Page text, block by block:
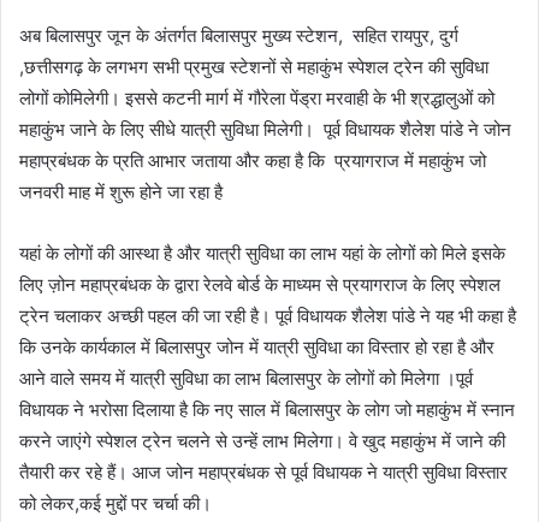
अब बिलासपुर जून के अंतर्गत बिलासपुर मुख्य स्टेशन, सहित रायपुर, दुर्ग
,छत्तीसगढ़ के लगभग सभी प्रमुख स्टेशनों से महाकुंभ स्पेशल ट्रेन की सुविधा
लोगों कोमिलेगी। इससे कटनी मार्ग में गौरेला पेंड्रा मरवाही के भी श्रद्धालुओं को
महाकुंभ जाने के लिए सीधे यात्री सुविधा मिलेगी। पूर्व विधायक शैलेश पांडे ने जोन
महाप्रबंधक के प्रति आभार जताया और कहा है कि प्रयागराज में महाकुंभ जो
जनवरी माह में शुरू होने जा रहा है
यहां के लोगों की आस्था है और यात्री सुविधा का लाभ यहां के लोगों को मिले इसके
लिए ज़ोन महाप्रबंधक के द्वारा रेलवे बोर्ड के माध्यम से प्रयागराज के लिए स्पेशल
ट्रेन चलाकर अच्छी पहल की जा रही है। पूर्व विधायक शैलेश पांडे ने यह भी कहा है
कि उनके कार्यकाल में बिलासपुर जोन में यात्री सुविधा का विस्तार हो रहा है और
आने वाले समय में यात्री सुविधा का लाभ बिलासपुर के लोगों को मिलेगा ।पूर्व
विधायक ने भरोसा दिलाया है कि नए साल में बिलासपुर के लोग जो महाकुंभ में स्नान
करने जाएंगे स्पेशल ट्रेन चलने से उन्हें लाभ मिलेगा। वे खुद महाकुंभ में जाने की
तैयारी कर रहे हैं। आज जोन महाप्रबंधक से पूर्व विधायक ने यात्री सुविधा विस्तार
को लेकर,कई मुद्दों पर चर्चा की।